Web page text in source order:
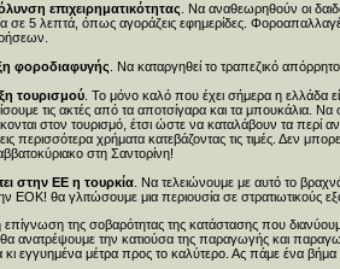
επιχειρηματικότητας . Να αναθεωρηθούν οι
σε 5 λεπτά, όπως αγοράζεις εφημερίδες.
φοροδιαφυγής . Να καταργηθεί το τραπεζικό
τουρισμού . Το μόνο καλό που έχει σήμερα η ελλάδα
τις ακτές από τα αποτσίγαρα και τα μπουκάλια.
στον τουρισμό, έτσι ώστε να καταλάβουν τα
περισσότερα χρήματα κατεβάζοντας τις τιμές. Δεν
στη Σαντορίνη!
στην ΕΕ η τουρκία . Να τελειώνουμε με αυτό το
ΕΟΚ! θα γλιτώσουμε μια περιουσία σε στρατιωτικούς
της σοβαρότητας της κατάστασης που
ανατρέψουμε την κατιούσα της παραγωγής και
κι εγγυημένα μέτρα προς το καλύτερο. Ας πάμε ένα